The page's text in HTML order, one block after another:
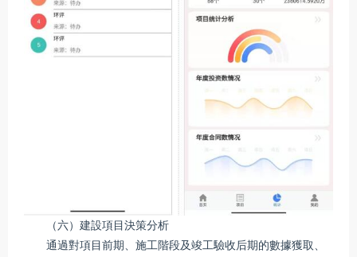
（六）建設項目決策分析
通過對項目前期、施工階段及竣工驗收后期的數據獲取、